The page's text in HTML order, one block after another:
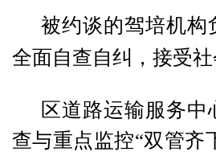
被约谈的驾培机构
全面自查自纠，接受
区道路运输服务
查与重点监控“双管齐